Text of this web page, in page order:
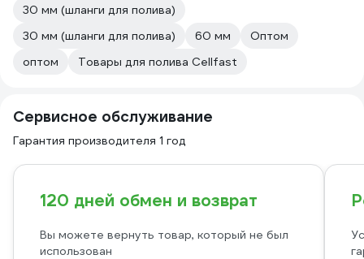
30 мм (шланги для полива)
30 мм (шланги для полива)
60 мм
Оптом
оптом
Товары для полива Cellfast
Сервисное обслуживание
Гарантия производителя 1 год
120 дней обмен и возврат
Вы можете вернуть товар, который не был
использован